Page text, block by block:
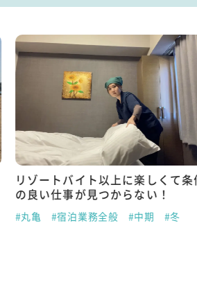
リゾートバイト以上に楽しくて条
の良い仕事が見つからない！
#丸亀 #宿泊業務全般 #中期 #冬